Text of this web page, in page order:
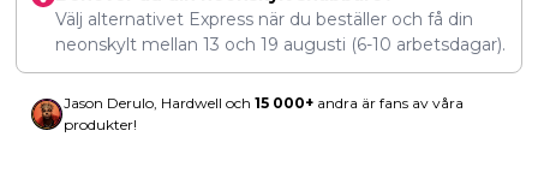
Välj alternativet Express när du beställer och få din
neonskylt mellan 13 och 19 augusti (6-10 arbetsdagar).
Jason Derulo, Hardwell och 15 000+ andra är fans av våra
produkter!